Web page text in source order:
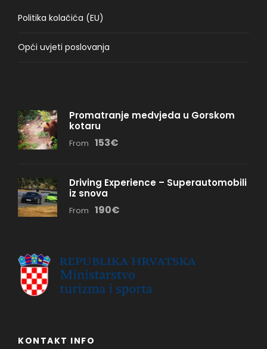
Politika kolačića (EU)
Opći uvjeti poslovanja
Promatranje medvjeda u Gorskom
kotaru
From 153€
Driving Experience – Superautomobili
iz snova
From 190€
KONTAKT INFO